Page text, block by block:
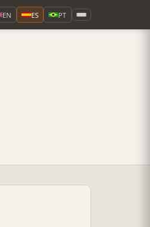
EN ES PT